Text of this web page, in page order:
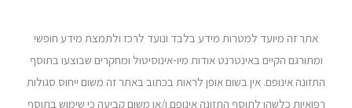
אתר זה מיועד למטרות מידע בלבד ונועד לרכז ולתמצת מידע חופשי
ומתורגם הקיים באינטרנט אודות מיו-אינוסיטול ומחקרים שבוצעו בתוסף
התזונה אינופם. אין בשום אופן לראות בכתוב באתר זה משום ייחוס סגולות
רפואיות כלשהן לתוסף התזונה אינופם ו/או משום קביעה כי שימוש בתוסף